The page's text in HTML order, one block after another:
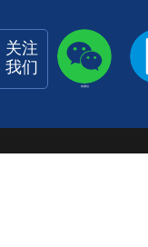
关注
我们
加微信